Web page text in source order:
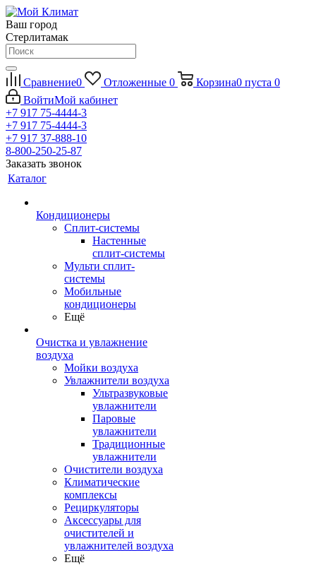
Ваш город
Стерлитамак
Сравнение0 Отложенные 0 Корзина0 пуста 0
ВойтиМой кабинет
+7 917 75-4444-3
+7 917 75-4444-3
+7 917 37-888-10
8-800-250-25-87
Заказать звонок
Каталог
Кондиционеры
Сплит-системы
Настенные
сплит-системы
Мульти сплит-
системы
Мобильные
кондиционеры
Ещё
Очистка и увлажнение
воздуха
Мойки воздуха
Увлажнители воздуха
Ультразвуковые
увлажнители
Паровые
увлажнители
Традиционные
увлажнители
Очистители воздуха
Климатические
комплексы
Рециркуляторы
Аксессуары для
очистителей и
увлажнителей воздуха
Ещё